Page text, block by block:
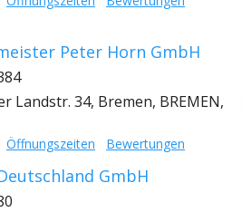
Peter Horn GmbH
Landstr. 34, Bremen, BREMEN,
Öffnungszeiten Bewertungen
GmbH